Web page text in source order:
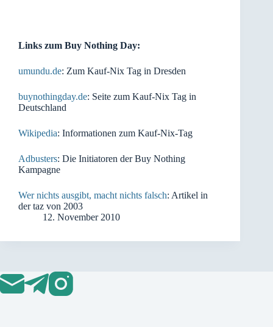
Links zum Buy Nothing Day:
umundu.de: Zum Kauf-Nix Tag in Dresden
buynothingday.de: Seite zum Kauf-Nix Tag in
Deutschland
Wikipedia: Informationen zum Kauf-Nix-Tag
Adbusters: Die Initiatoren der Buy Nothing
Kampagne
Wer nichts ausgibt, macht nichts falsch: Artikel in
der taz von 2003
12. November 2010